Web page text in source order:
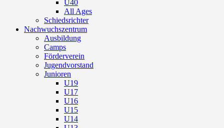
Ü40
All Ages
Schiedsrichter
Nachwuchszentrum
Ausbildung
Camps
Förderverein
Jugendvorstand
Junioren
U19
U17
U16
U15
U14